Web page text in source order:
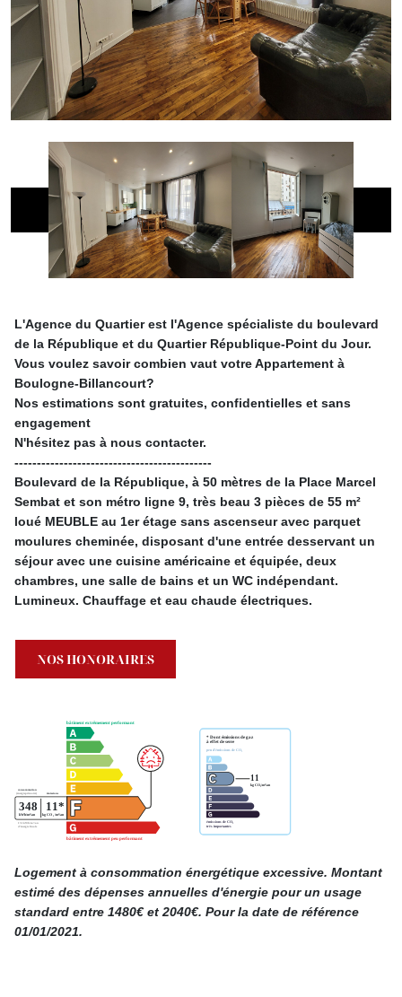
L'Agence du Quartier est l'Agence spécialiste du boulevard
de la République et du Quartier République-Point du Jour.
Vous voulez savoir combien vaut votre Appartement à
Boulogne-Billancourt?
Nos estimations sont gratuites, confidentielles et sans
engagement
N'hésitez pas à nous contacter.
--------------------------------------------
Boulevard de la République, à 50 mètres de la Place Marcel
Sembat et son métro ligne 9, très beau 3 pièces de 55 m²
loué MEUBLE au 1er étage sans ascenseur avec parquet
moulures cheminée, disposant d'une entrée desservant un
séjour avec une cuisine américaine et équipée, deux
chambres, une salle de bains et un WC indépendant.
Lumineux. Chauffage et eau chaude électriques.
NOS HONORAIRES
Logement à consommation énergétique excessive. Montant
estimé des dépenses annuelles d'énergie pour un usage
standard entre 1480€ et 2040€. Pour la date de référence
01/01/2021.